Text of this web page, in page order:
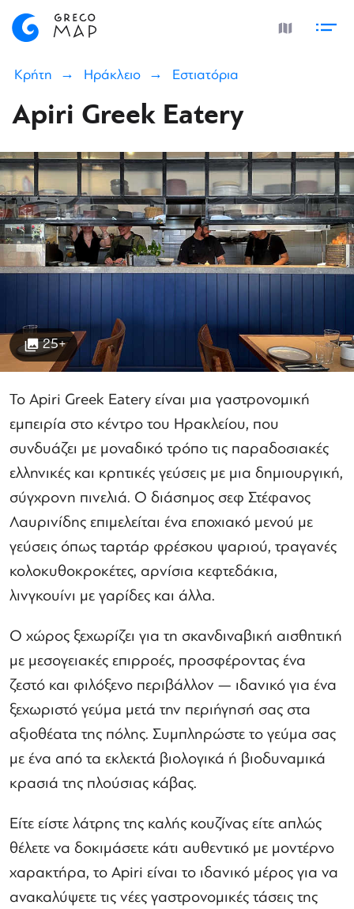
Κρήτη Ηράκλειο Εστιατόρια
Apiri Greek Eatery
25+
Το Apiri Greek Eatery είναι μια γαστρονομική
εμπειρία στο κέντρο του Ηρακλείου, που
συνδυάζει με μοναδικό τρόπο τις παραδοσιακές
ελληνικές και κρητικές γεύσεις με μια δημιουργική,
σύγχρονη πινελιά. Ο διάσημος σεφ Στέφανος
Λαυρινίδης επιμελείται ένα εποχιακό μενού με
γεύσεις όπως ταρτάρ φρέσκου ψαριού, τραγανές
κολοκυθοκροκέτες, αρνίσια κεφτεδάκια,
λινγκουίνι με γαρίδες και άλλα.
Ο χώρος ξεχωρίζει για τη σκανδιναβική αισθητική
με μεσογειακές επιρροές, προσφέροντας ένα
ζεστό και φιλόξενο περιβάλλον — ιδανικό για ένα
ξεχωριστό γεύμα μετά την περιήγησή σας στα
αξιοθέατα της πόλης. Συμπληρώστε το γεύμα σας
με ένα από τα εκλεκτά βιολογικά ή βιοδυναμικά
κρασιά της πλούσιας κάβας.
Είτε είστε λάτρης της καλής κουζίνας είτε απλώς
θέλετε να δοκιμάσετε κάτι αυθεντικό με μοντέρνο
χαρακτήρα, το Apiri είναι το ιδανικό μέρος για να
ανακαλύψετε τις νέες γαστρονομικές τάσεις της